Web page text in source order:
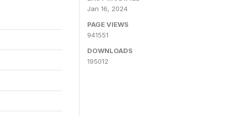
Jan 16, 2024
PAGE VIEWS
941551
DOWNLOADS
195012